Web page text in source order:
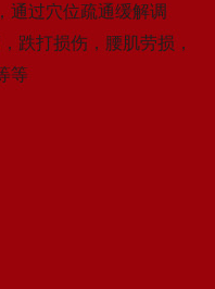
通过穴位疏通缓解调
跌打损伤，腰肌劳损，
等